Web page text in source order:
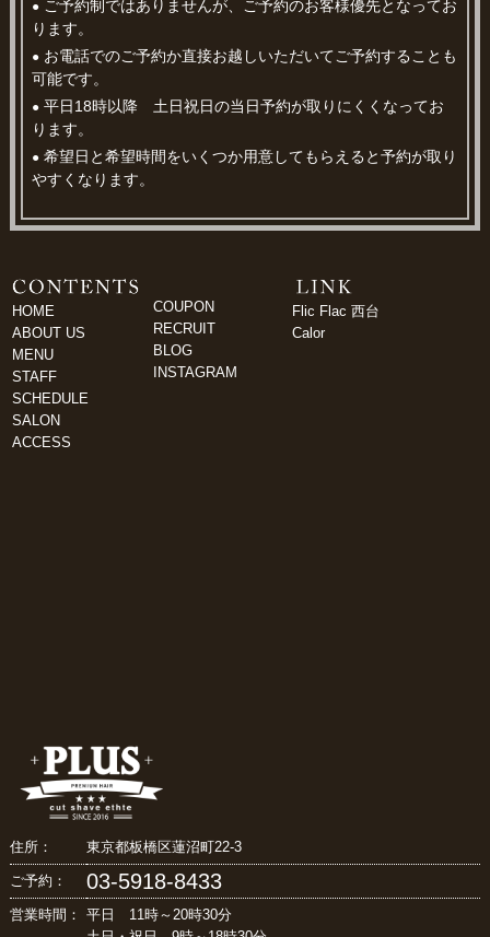
● ご予約制ではありませんが、ご予約のお客様優先となってお
ります。
● お電話でのご予約か直接お越しいただいてご予約することも
可能です。
● 平日18時以降 土日祝日の当日予約が取りにくくなってお
ります。
● 希望日と希望時間をいくつか用意してもらえると予約が取り
やすくなります。
HOME
ABOUT US
MENU
STAFF
SCHEDULE
SALON
ACCESS
COUPON
RECRUIT
BLOG
INSTAGRAM
Flic Flac 西台
Calor
住所： 東京都板橋区蓮沼町22-3
ご予約： 03-5918-8433
営業時間：
平日 11時～20時30分